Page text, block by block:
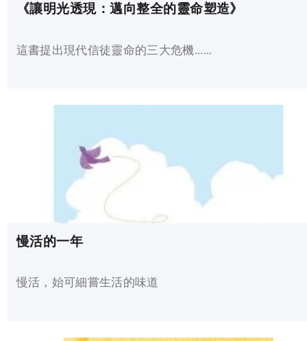
《讓明光透現：邁向整全的靈命塑造》
這書提出現代信徒靈命的三大危機......
慢活的一年
慢活，始可細嘗生活的味道